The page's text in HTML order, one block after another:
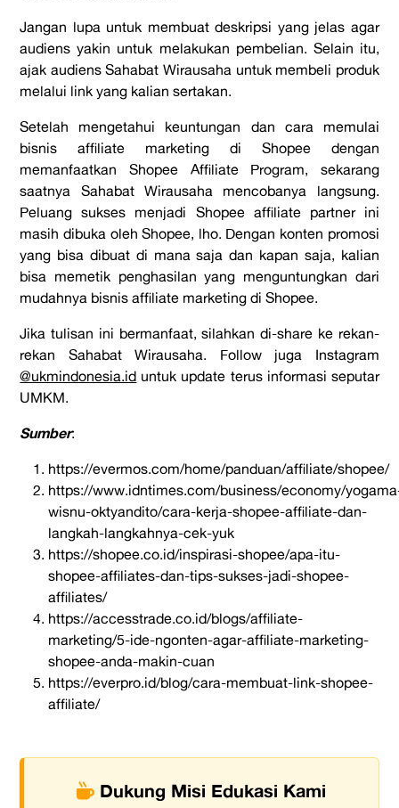
Jangan lupa untuk membuat deskripsi yang jelas agar
audiens yakin untuk melakukan pembelian. Selain itu,
ajak audiens Sahabat Wirausaha untuk membeli produk
melalui link yang kalian sertakan.
Setelah mengetahui keuntungan dan cara memulai
bisnis affiliate marketing di Shopee dengan
memanfaatkan Shopee Affiliate Program, sekarang
saatnya Sahabat Wirausaha mencobanya langsung.
Peluang sukses menjadi Shopee affiliate partnerini
masih dibuka olehShopee, lho. Dengan konten promosi
yang bisa dibuat di mana saja dan kapan saja, kalian
bisa memetik penghasilan yang menguntungkan dari
mudahnya bisnisaffiliate marketingdi Shopee.
Jika tulisan ini bermanfaat, silahkan di-share ke rekan-
rekan Sahabat Wirausaha. Follow juga Instagram
@ukmindonesia.id untuk update terus informasi seputar
UMKM.
Sumber:
https://evermos.com/home/panduan/affiliate/shopee/
https://www.idntimes.com/business/economy/
wisnu-oktyandito/cara-kerja-shopee-affiliate-dan-
langkah-langkahnya-cek-yuk
https://shopee.co.id/inspirasi-shopee/apa-itu-
shopee-affiliates-dan-tips-sukses-jadi-shopee-
affiliates/
https://accesstrade.co.id/blogs/affiliate-
marketing/5-ide-ngonten-agar-affiliate-marketing-
shopee-anda-makin-cuan
https://everpro.id/blog/cara-membuat-link-shopee-
affiliate/
Dukung Misi Edukasi Kami